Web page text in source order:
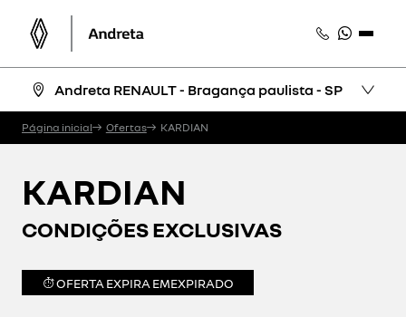
Andreta RENAULT - Bragança paulista - SP
Página inicial Ofertas KARDIAN
KARDIAN
CONDIÇÕES EXCLUSIVAS
OFERTA EXPIRA EMEXPIRADO